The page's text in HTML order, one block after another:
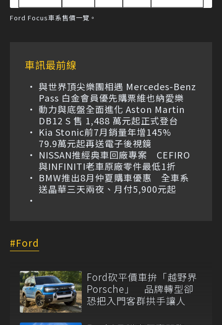
Ford Focus車系售價一覽。
車訊最前線
與世界頂尖樂團相遇 Mercedes-Benz
Pass 白金會員優先購票維也納愛樂
動力與底盤全面進化 Aston Martin
DB12 S 售 1,488 萬元起正式登台
Kia Stonic前7月銷量年增145%
79.9萬元起再送電子後視鏡
NISSAN推經典車回廠專案 CEFIRO
與INFINITI老車原廠零件最低1折
BMW推出8月仲夏購車優惠 全車系
送晶華三天兩夜、月付5,900元起
Ford
Ford砍平價車拚「越野界
Porsche」 品牌轉型卻
恐把入門客群拱手讓人